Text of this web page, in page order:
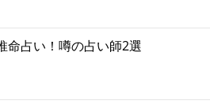
命占い！噂の占い師2選